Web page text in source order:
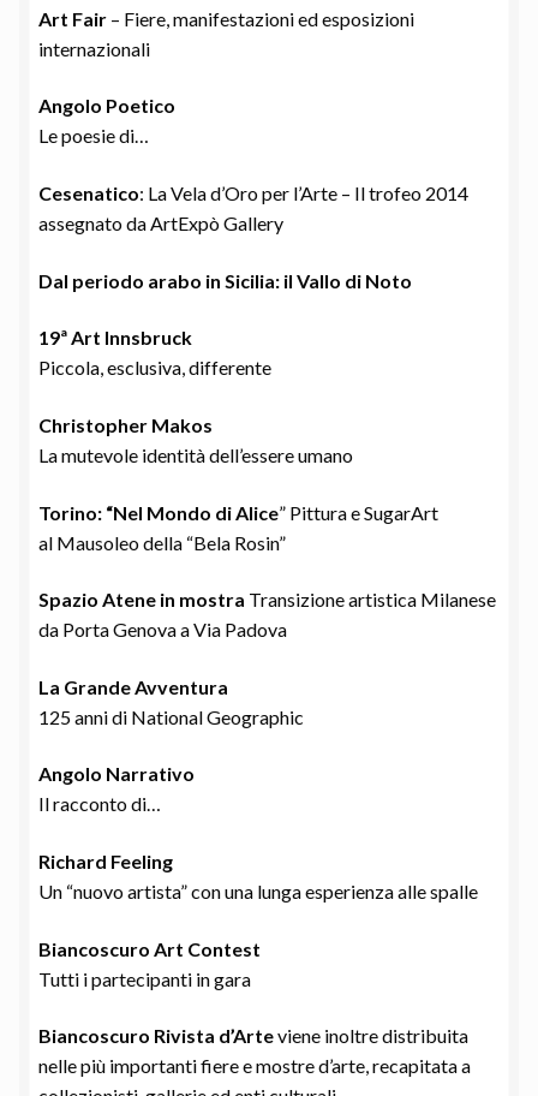
Art Fair – Fiere, manifestazioni ed esposizioni
internazionali
Angolo Poetico
Le poesie di…
Cesenatico: La Vela d’Oro per l’Arte – Il trofeo 2014
assegnato da ArtExpò Gallery
Dal periodo arabo in Sicilia: il Vallo di Noto
19ª Art Innsbruck
Piccola, esclusiva, differente
Christopher Makos
La mutevole identità dell’essere umano
Torino: “Nel Mondo di Alice” Pittura e SugarArt
al Mausoleo della “Bela Rosin”
Spazio Atene in mostra Transizione artistica Milanese
da Porta Genova a Via Padova
La Grande Avventura
125 anni di National Geographic
Angolo Narrativo
Il racconto di…
Richard Feeling
Un “nuovo artista” con una lunga esperienza alle spalle
Biancoscuro Art Contest
Tutti i partecipanti in gara
Biancoscuro Rivista d’Arteviene inoltre distribuita
nelle più importanti fiere e mostre d’arte, recapitata a